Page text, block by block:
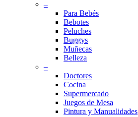
–
Para Bebés
Bebotes
Peluches
Buggys
Muñecas
Belleza
–
Doctores
Cocina
Supermercado
Juegos de Mesa
Pintura y Manualidades